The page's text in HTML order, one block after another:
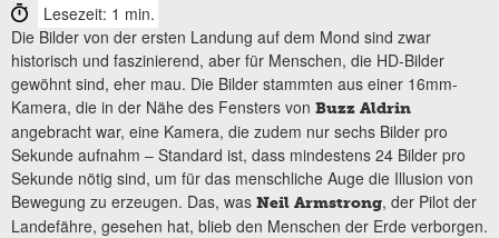
Lesezeit: 1 min.
Die Bilder von der ersten Landung auf dem Mond sind zwar
historisch und faszinierend, aber für Menschen, die HD-Bilder
gewöhnt sind, eher mau. Die Bilder stammten aus einer 16mm-
Kamera, die in der Nähe des Fensters von Buzz Aldrin
angebracht war, eine Kamera, die zudem nur sechs Bilder pro
Sekunde aufnahm – Standard ist, dass mindestens 24 Bilder pro
Sekunde nötig sind, um für das menschliche Auge die Illusion von
Bewegung zu erzeugen. Das, was Neil Armstrong, der Pilot der
Landefähre, gesehen hat, blieb den Menschen der Erde verborgen.